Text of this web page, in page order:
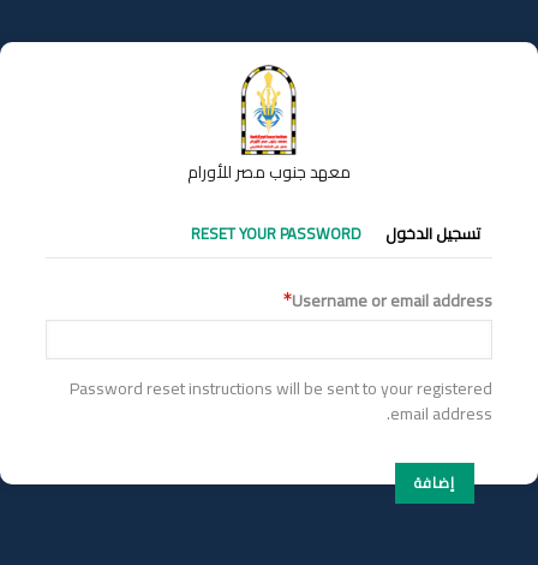
إلى
المحتوى
معهد جنوب مصر للأورام
التبويبات
الأساسية
تسجيل الدخول RESET YOUR PASSWORD
Username or email address
Password reset instructions will be sent to your registered
email address.